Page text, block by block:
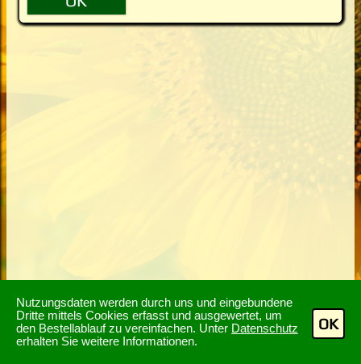
Nutzungsdaten werden durch uns und eingebundene
Dritte mittels Cookies erfasst und ausgewertet, um
den Bestellablauf zu vereinfachen. Unter Datenschutz
erhalten Sie weitere Informationen.
OK